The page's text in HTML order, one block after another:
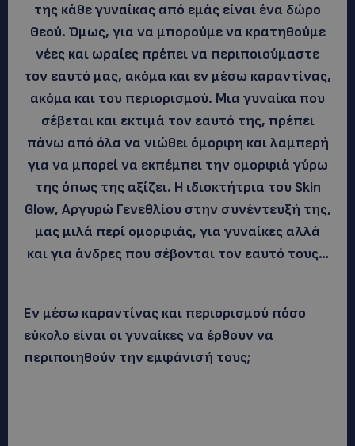
της κάθε γυναίκας από εμάς είναι ένα δώρο
Θεού. Όμως, για να μπορούμε να κρατηθούμε
νέες και ωραίες πρέπει να περιποιούμαστε
τον εαυτό μας, ακόμα και εν μέσω καραντίνας,
ακόμα και του περιορισμού. Μια γυναίκα που
σέβεται και εκτιμά τον εαυτό της, πρέπει
πάνω από όλα να νιώθει όμορφη και λαμπερή
για να μπορεί να εκπέμπει την ομορφιά γύρω
της όπως της αξίζει. Η ιδιοκτήτρια του Skin
Glow, Αργυρώ Γενεθλίου στην συνέντευξή της,
μας μιλά περί ομορφιάς, για γυναίκες αλλά
και για άνδρες που σέβονται τον εαυτό τους…
Εν μέσω καραντίνας και περιορισμού πόσο
εύκολο είναι οι γυναίκες να έρθουν να
περιποιηθούν την εμφάνισή τους;